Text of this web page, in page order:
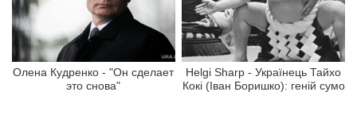
Олена Кудренко - "Он сделает
это снова"
Helgi Sharp - Українець Тайхо
Кокі (Іван Боришко): геній сумо